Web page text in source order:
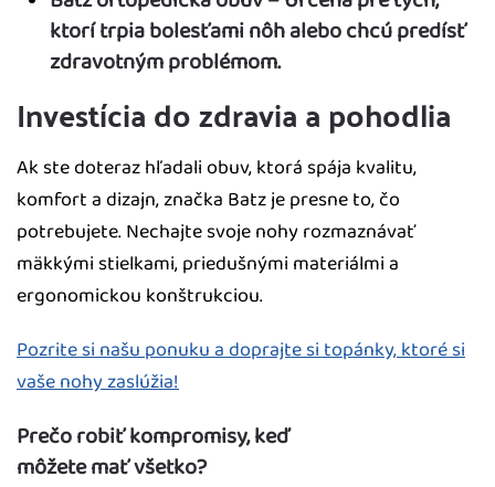
ktorí trpia bolesťami nôh alebo chcú predísť
zdravotným problémom.
Investícia do zdravia a pohodlia
Ak ste doteraz hľadali obuv, ktorá spája kvalitu,
komfort a dizajn, značka Batz je presne to, čo
potrebujete. Nechajte svoje nohy rozmaznávať
mäkkými stielkami, priedušnými materiálmi a
ergonomickou konštrukciou.
Pozrite si našu ponuku a doprajte si topánky, ktoré si
vaše nohy zaslúžia!
Prečo robiť kompromisy, keď
môžete mať všetko?